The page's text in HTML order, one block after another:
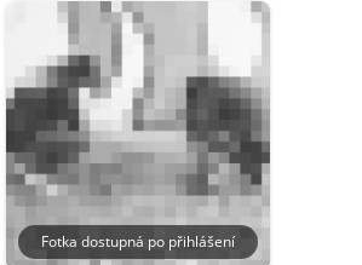
Fotka dostupná po přihlášení